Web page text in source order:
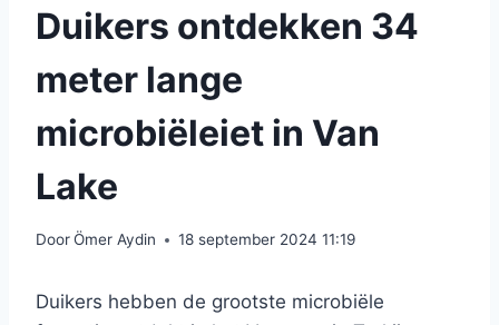
Duikers ontdekken 34
meter lange
microbiëleiet in Van
Lake
DoorÖmer Aydin 18 september 2024 11:19
Duikers hebben de grootste microbiële